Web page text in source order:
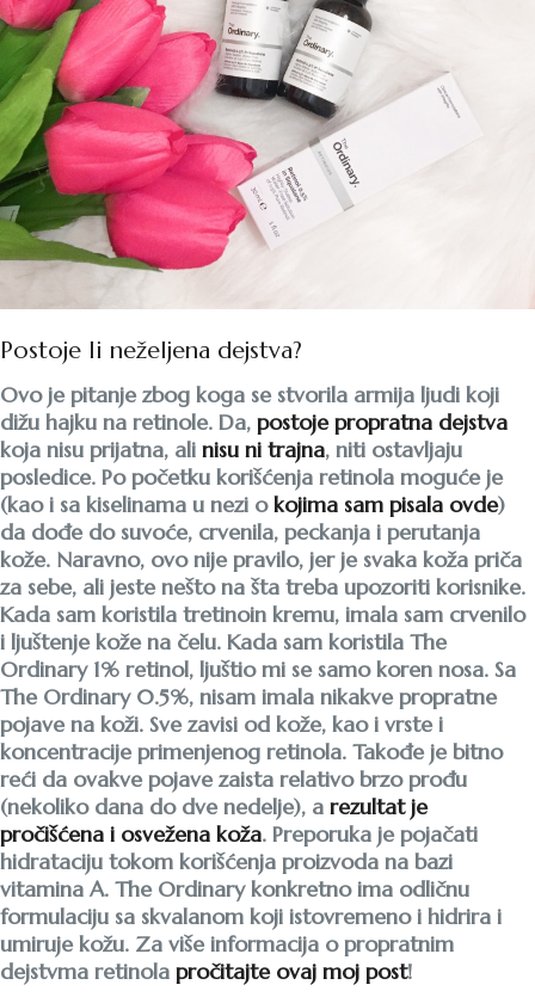
Postoje li neželjena dejstva?
Ovo je pitanje zbog koga se stvorila armija ljudi koji
dižu hajku na retinole. Da, postoje propratna dejstva
koja nisu prijatna, ali nisu ni trajna, niti ostavljaju
posledice. Po početku korišćenja retinola moguće je
(kao i sa kiselinama u nezi okojima sam pisala ovde)
da dođe do suvoće, crvenila, peckanja i perutanja
kože. Naravno, ovo nije pravilo, jer je svaka koža priča
za sebe, ali jeste nešto na šta treba upozoriti korisnike.
Kada sam koristila tretinoin kremu, imala sam crvenilo
i ljuštenje kože na čelu. Kada sam koristila The
Ordinary 1% retinol, ljuštio mi se samo koren nosa. Sa
The Ordinary 0.5%, nisam imala nikakve propratne
pojave na koži. Sve zavisi od kože, kao i vrste i
koncentracije primenjenog retinola. Takođe je bitno
reći da ovakve pojave zaista relativo brzo prođu
(nekoliko dana do dve nedelje), a rezultat je
pročišćena i osvežena koža. Preporuka je pojačati
hidrataciju tokom korišćenja proizvoda na bazi
vitamina A. The Ordinary konkretno ima odličnu
formulaciju sa skvalanom koji istovremeno i hidrira i
umiruje kožu. Za više informacija o propratnim
dejstvma retinola pročitajte ovaj moj post!